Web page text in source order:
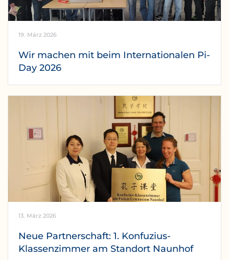
19. März 2026
Wir machen mit beim Internationalen Pi-
Day 2026
13. März 2026
Neue Partnerschaft: 1. Konfuzius-
Klassenzimmer am Standort Naunhof